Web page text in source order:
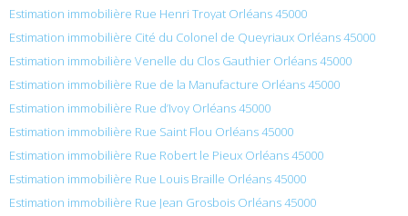
Estimation immobilière Rue Henri Troyat Orléans 45000
Estimation immobilière Cité du Colonel de Queyriaux Orléans 45000
Estimation immobilière Venelle du Clos Gauthier Orléans 45000
Estimation immobilière Rue de la Manufacture Orléans 45000
Estimation immobilière Rue d’Ivoy Orléans 45000
Estimation immobilière Rue Saint Flou Orléans 45000
Estimation immobilière Rue Robert le Pieux Orléans 45000
Estimation immobilière Rue Louis Braille Orléans 45000
Estimation immobilière Rue Jean Grosbois Orléans 45000